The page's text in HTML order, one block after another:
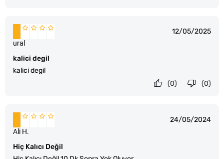
12/05/2025
kalici degil
kalici degil
ural
(0)
(0)
24/05/2024
Hiç Kalıcı Değil
Ali H.